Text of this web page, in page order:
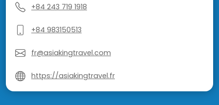
+84 243 719 1918
+84 983150513
fr@asiakingtravel.com
https://asiakingtravel.fr